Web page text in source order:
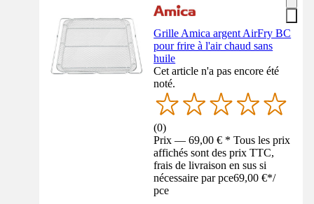
Grille Amica argent AirFry BC
pour frire à l'air chaud sans
huile
Cet article n'a pas encore été
noté.
(0)
Prix — 69,00 € * Tous les prix
affichés sont des prix TTC,
frais de livraison en sus si
nécessaire par pce69,00 €*/
pce